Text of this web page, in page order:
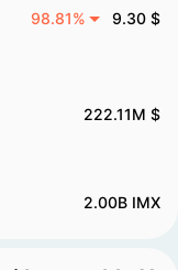
98.81% 9.30 $
222.11M $
2.00B IMX